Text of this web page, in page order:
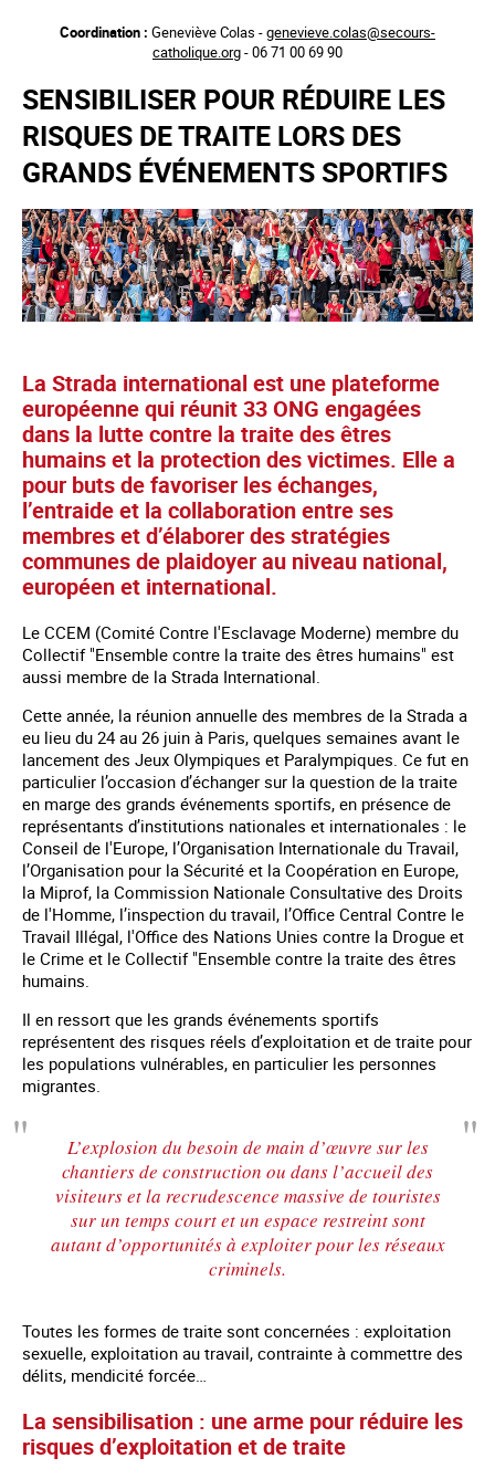
principal
Coordination : Geneviève Colas -genevieve.colas@secours-
catholique.org- 06 71 00 69 90
SENSIBILISER POUR RÉDUIRE LES
RISQUES DE TRAITE LORS DES
GRANDS ÉVÉNEMENTS SPORTIFS
La Strada international est une plateforme
européenne qui réunit 33 ONG engagées
dans la lutte contre la traite des êtres
humains et la protection des victimes. Elle a
pour buts de favoriser les échanges,
l’entraide et la collaboration entre ses
membres et d’élaborer des stratégies
communes de plaidoyer au niveau national,
européen et international.
Le CCEM (Comité Contre l'Esclavage Moderne) membre du
Collectif "Ensemble contre la traite des êtres humains" est
aussi membre de la Strada International.
Cette année, la réunion annuelle des membres de la Strada a
eu lieu du 24 au 26 juin à Paris, quelques semaines avant le
lancement des Jeux Olympiques et Paralympiques. Ce fut en
particulier l’occasion d’échanger sur la question de la traite
en marge des grands événements sportifs, en présence de
représentants d’institutions nationales et internationales : le
Conseil de l'Europe, l’Organisation Internationale du Travail,
l’Organisation pour la Sécurité et la Coopération en Europe,
la Miprof, la Commission Nationale Consultative des Droits
de l'Homme, l’inspection du travail, l’Office Central Contre le
Travail Illégal, l'Office des Nations Unies contre la Drogue et
le Crime et le Collectif "Ensemble contre la traite des êtres
humains.
Il en ressort que les grands événements sportifs
représentent des risques réels d’exploitation et de traite pour
les populations vulnérables, en particulier les personnes
migrantes.
L’explosion du besoin de main d’œuvre sur les
chantiers de construction ou dans l’accueil des
visiteurs et la recrudescence massive de touristes
sur un temps court et un espace restreint sont
autant d’opportunités à exploiter pour les réseaux
criminels.
Toutes les formes de traite sont concernées : exploitation
sexuelle, exploitation au travail, contrainte à commettre des
délits, mendicité forcée…
La sensibilisation : une arme pour réduire les
risques d’exploitation et de traite